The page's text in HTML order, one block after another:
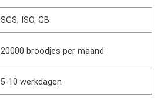
SGS, ISO, GB
20000 broodjes per maand
5-10 werkdagen